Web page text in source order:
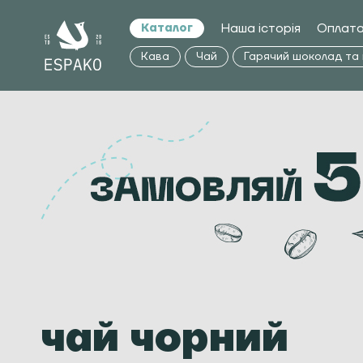
Каталог Наша історія
Кава Чай Гарячий шоколад та
чай чорний